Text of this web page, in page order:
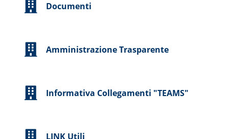
Documenti
Amministrazione Trasparente
Informativa Collegamenti "TEAMS"
LINK Utili